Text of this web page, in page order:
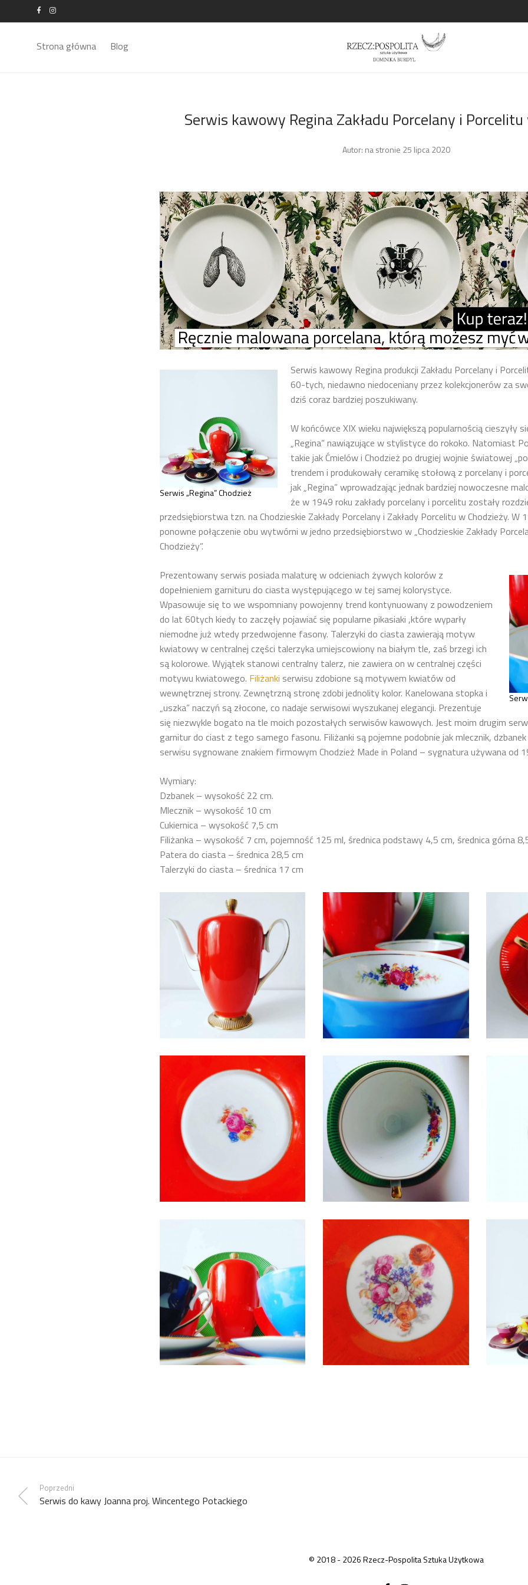
Strona główna Blog
Serwis kawowy Regina Zakładu Porcelany i
Autor: na stronie 25 lipca 2020
Serwis „Regina” Chodzież
Serwis kawowy Regina produkcji Zakładu Porcelany i
60-tych, niedawno niedoceniany przez kolekcjonerów za
dziś coraz bardziej poszukiwany.
W końcówce XIX wieku największą popularnością cieszyły
„Regina” nawiązujące w stylistyce do rokoko. Natomiast
takie jak Ćmielów i Chodzież po drugiej wojnie światowej
trendem i produkowały ceramikę stołową z porcelany i
jak „Regina” wprowadzając jednak bardziej nowoczesne
że w 1949 roku zakłady porcelany i porcelitu zostały
przedsiębiorstwa tzn. na Chodzieskie Zakłady Porcelany i Zakłady Porcelitu w Chodzieży. W
ponowne połączenie obu wytwórni w jedno przedsiębiorstwo w „Chodzieskie Zakłady
Chodzieży”.
Prezentowany serwis posiada malaturę w odcieniach żywych kolorów z
dopełnieniem garnituru do ciasta występującego w tej samej kolorystyce.
Wpasowuje się to we wspomniany powojenny trend kontynuowany z powodzeniem
do lat 60tych kiedy to zaczęły pojawiać się popularne pikasiaki ,które wyparły
niemodne już wtedy przedwojenne fasony. Talerzyki do ciasta zawierają motyw
kwiatowy w centralnej części talerzyka umiejscowiony na białym tle, zaś brzegi ich
są kolorowe. Wyjątek stanowi centralny talerz, nie zawiera on w centralnej części
motywu kwiatowego. Filiżanki serwisu zdobione są motywem kwiatów od
wewnętrznej strony. Zewnętrzną stronę zdobi jednolity kolor. Kanelowana stopka i
„uszka” naczyń są złocone, co nadaje serwisowi wyszukanej elegancji. Prezentuje
się niezwykle bogato na tle moich pozostałych serwisów kawowych. Jest moim drugim
garnitur do ciast z tego samego fasonu. Filiżanki są pojemne podobnie jak mlecznik, dzbanek
serwisu sygnowane znakiem firmowym Chodzież Made in Poland – sygnatura używana od
Wymiary:
Dzbanek – wysokość 22 cm.
Mlecznik – wysokość 10 cm
Cukiernica – wysokość 7,5 cm
Filiżanka – wysokość 7 cm, pojemność 125 ml, średnica podstawy 4,5 cm, średnica górna
Patera do ciasta – średnica 28,5 cm
Talerzyki do ciasta – średnica 17 cm
Poprzedni
Serwis do kawy Joanna proj. Wincentego Potackiego
© 2018 - 2026 Rzecz-Pospolita Sztuka Użytkowa